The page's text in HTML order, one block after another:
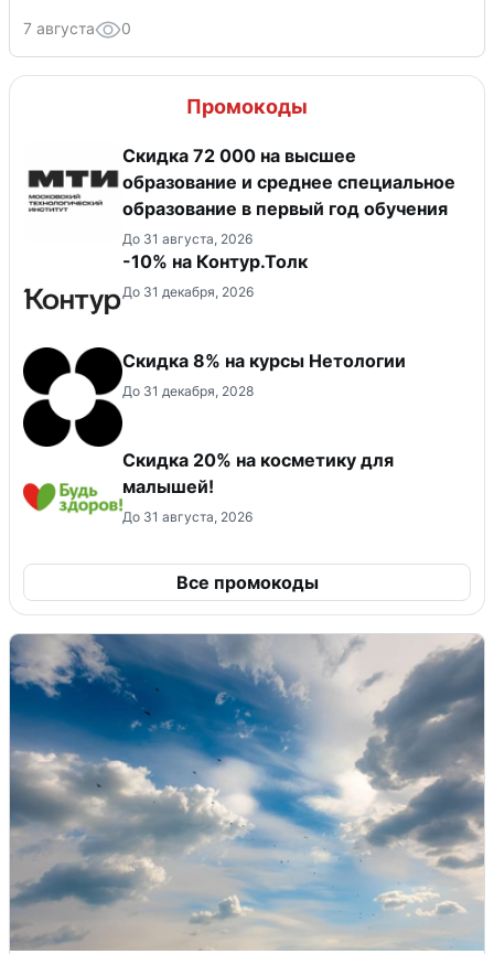
7 августа 0
Промокоды
Скидка 72 000 на высшее
образование и среднее специальное
образование в первый год обучения
До 31 августа, 2026
-10% на Контур.Толк
До 31 декабря, 2026
Скидка 8% на курсы Нетологии
До 31 декабря, 2028
Скидка 20% на косметику для
малышей!
До 31 августа, 2026
Все промокоды